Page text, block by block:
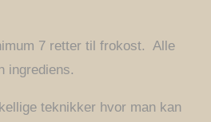
7 retter til frokost. Alle
ingrediens.
teknikker hvor man kan